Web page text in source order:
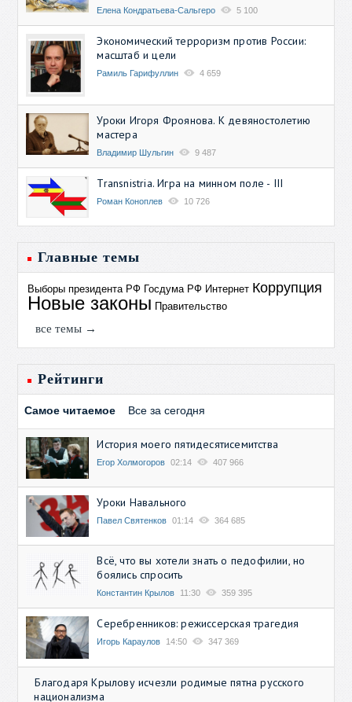
Елена Кондратьева-Сальгеро 5 100
Экономический терроризм против России:
масштаб и цели
Рамиль Гарифуллин 4 659
Уроки Игоря Фроянова. К девяностолетию
мастера
Владимир Шульгин 9 487
Transnistria. Игра на минном поле - III
Роман Коноплев 10 726
Главные темы
Выборы президента РФ Госдума РФ Интернет Коррупция
Новые законы Правительство
все темы →
Рейтинги
Самое читаемое Все за сегодня
История моего пятидесятисемитства
Егор Холмогоров 02:14 407 966
Уроки Навального
Павел Святенков 01:14 364 685
Всё, что вы хотели знать о педофилии, но
боялись спросить
Константин Крылов 11:30 359 395
Серебренников: режиссерская трагедия
Игорь Караулов 14:50 347 369
Благодаря Крылову исчезли родимые пятна русского
национализма